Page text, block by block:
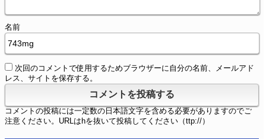
名前
次回のコメントで使用するためブラウザーに自分の名前、メールアド
レス、サイトを保存する。
コメントの投稿には一定数の日本語文字を含める必要がありますのでご
注意ください。URLはhを抜いて投稿してください（ttp://）